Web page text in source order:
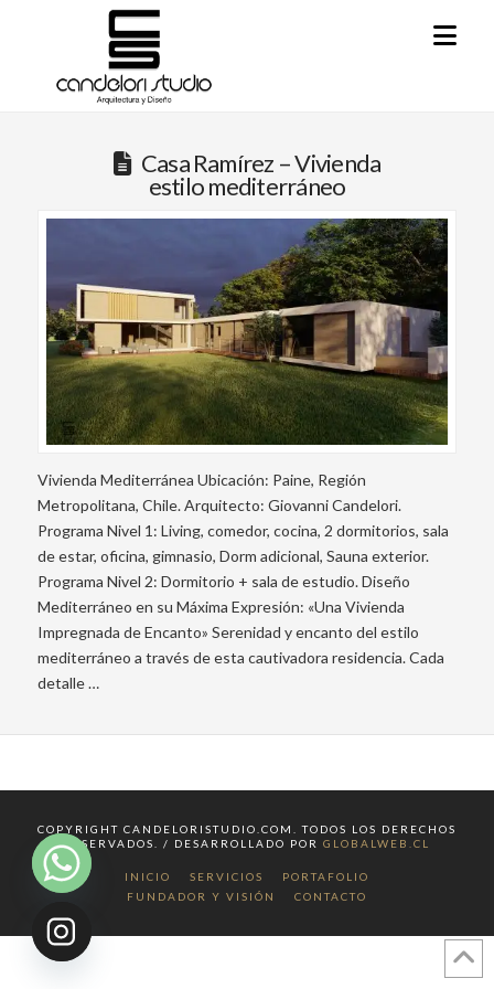
Casa Ramírez – Vivienda
estilo mediterráneo
Vivienda Mediterránea Ubicación: Paine, Región
Metropolitana, Chile. Arquitecto: Giovanni Candelori.
Programa Nivel 1: Living, comedor, cocina, 2 dormitorios, sala
de estar, oficina, gimnasio, Dorm adicional, Sauna exterior.
Programa Nivel 2: Dormitorio + sala de estudio. Diseño
Mediterráneo en su Máxima Expresión: «Una Vivienda
Impregnada de Encanto» Serenidad y encanto del estilo
mediterráneo a través de esta cautivadora residencia. Cada
detalle …
COPYRIGHT CANDELORISTUDIO.COM. TODOS LOS DERECHOS
RESERVADOS. / DESARROLLADO PORGLOBALWEB.CL
INICIO SERVICIOS
PORTAFOLIO
FUNDADOR Y VISIÓN
CONTACTO